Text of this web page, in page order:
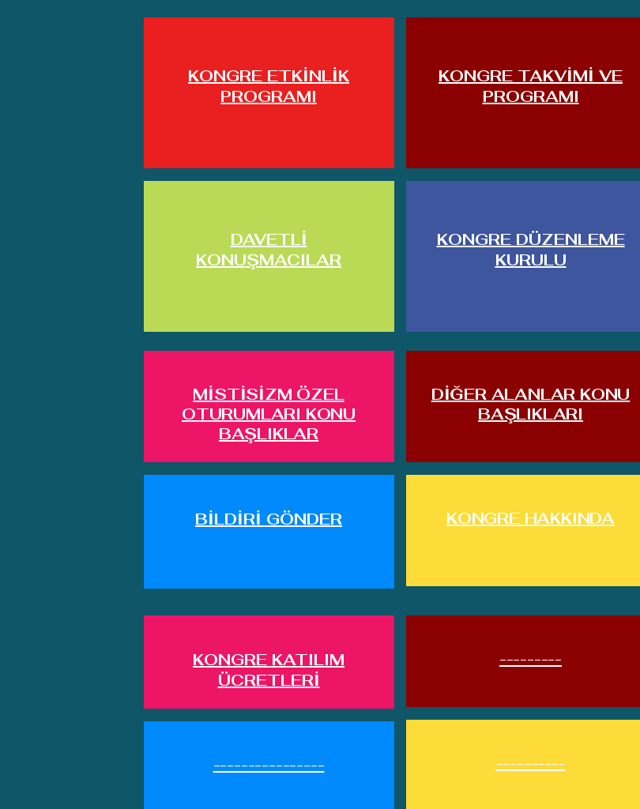
KONGRE ETKİNLİK
PROGRAMI
DAVETLİ
KONUŞMACILAR
KONGRE TAKVİMİ VE
PROGRAMI
KONGRE DÜZENLEME
KURULU
MİSTİSİZM ÖZEL
OTURUMLARI KONU
BAŞLIKLAR
BİLDİRİ GÖNDER
DİĞER ALANLAR KONU
BAŞLIKLARI
KONGRE HAKKINDA
KONGRE KATILIM
ÜCRETLERİ
----------------
---------
----------